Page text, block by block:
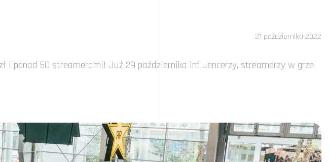
21 października 2022
i ponad 50 streamerami! Już 29 października influencerzy, streamerzy w grze